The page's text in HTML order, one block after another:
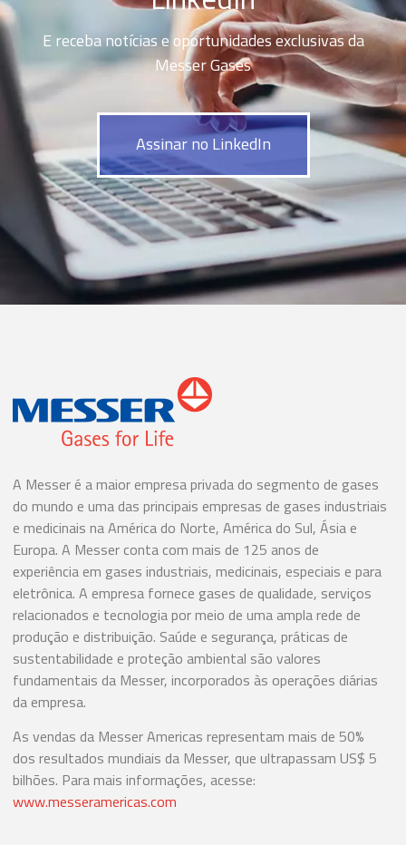
E receba notícias e oportunidades exclusivas da
Messer Gases
Assinar no LinkedIn
A Messer é a maior empresa privada do segmento de gases
do mundo e uma das principais empresas de gases industriais
e medicinais na América do Norte, América do Sul, Ásia e
Europa. A Messer conta com mais de 125 anos de
experiência em gases industriais, medicinais, especiais e para
eletrônica. A empresa fornece gases de qualidade, serviços
relacionados e tecnologia por meio de uma ampla rede de
produção e distribuição. Saúde e segurança, práticas de
sustentabilidade e proteção ambiental são valores
fundamentais da Messer, incorporados às operações diárias
da empresa.
As vendas da Messer Americas representam mais de 50%
dos resultados mundiais da Messer, que ultrapassam US$ 5
bilhões. Para mais informações, acesse:
www.messeramericas.com